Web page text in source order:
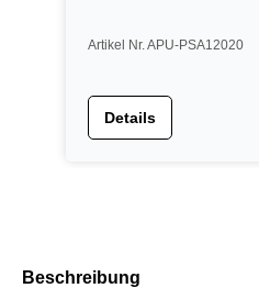
Artikel Nr. APU-PSA12020
Details
Beschreibung